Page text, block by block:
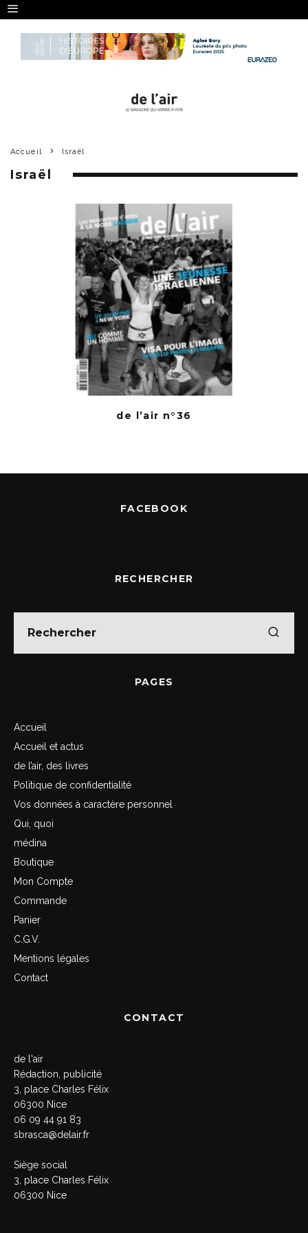
Accueil Israël
Israël
de l’air n°36
FACEBOOK
RECHERCHER
PAGES
Accueil
Accueil et actus
de l’air, des livres
Politique de confidentialité
Vos données à caractère personnel
Qui, quoi
médina
Boutique
Mon Compte
Commande
Panier
C.G.V.
Mentions légales
Contact
CONTACT
de l'air
Rédaction, publicité
3, place Charles Félix
06300 Nice
06 09 44 91 83
sbrasca@delair.fr
Siège social
3, place Charles Félix
06300 Nice